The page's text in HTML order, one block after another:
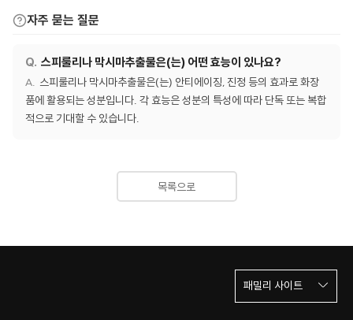
자주 묻는 질문
스피룰리나 막시마추출물은(는) 어떤 효능이 있나요?
스피룰리나 막시마추출물은(는) 안티에이징, 진정 등의 효과로 화장
품에 활용되는 성분입니다. 각 효능은 성분의 특성에 따라 단독 또는 복합
적으로 기대할 수 있습니다.
목록으로
패밀리 사이트